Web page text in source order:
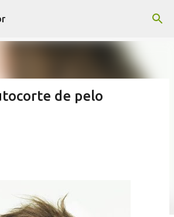
contenido principal
de pelo